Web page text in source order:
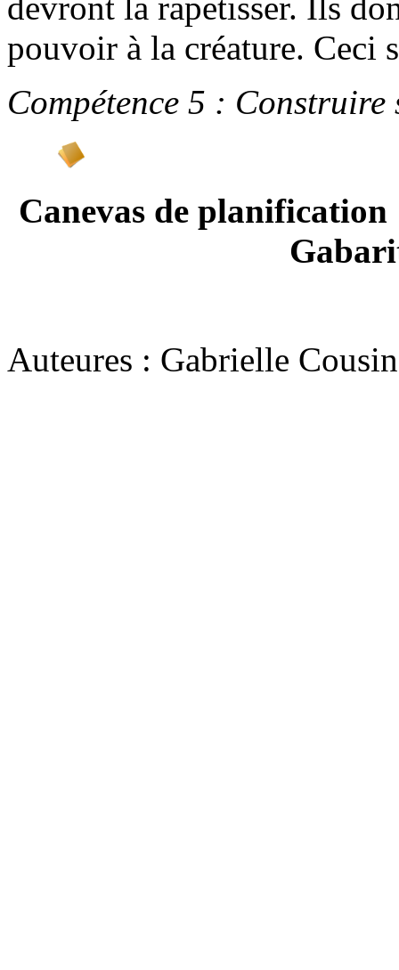
pouvoir à la créature. Ceci
Compétence 5 :
Canevas de
Auteures : Gabrielle